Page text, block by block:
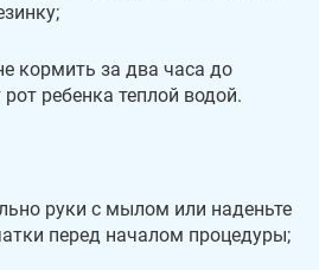
кормить за два часа до
ребенка теплой водой.
руки с мылом или наденьте
перед началом процедуры;